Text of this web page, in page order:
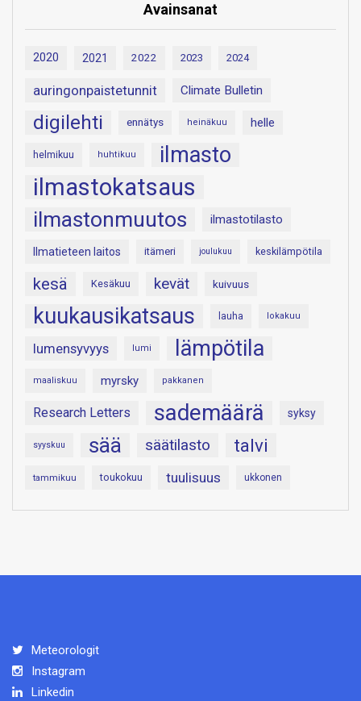
Avainsanat
2020 2021 2022 2023 2024
auringonpaistetunnit Climate Bulletin
digilehti ennätys heinäkuu helle
helmikuu huhtikuu ilmasto
ilmastokatsaus
ilmastonmuutos ilmastotilasto
Ilmatieteen laitos itämeri joulukuu keskilämpötila
kesä Kesäkuu kevät kuivuus
kuukausikatsaus lauha lokakuu
lumensyvyys lumi lämpötila
maaliskuu myrsky pakkanen
Research Letters sademäärä syksy
syyskuu sää säätilasto talvi
tammikuu toukokuu tuulisuus ukkonen
Meteorologit
Instagram
Linkedin